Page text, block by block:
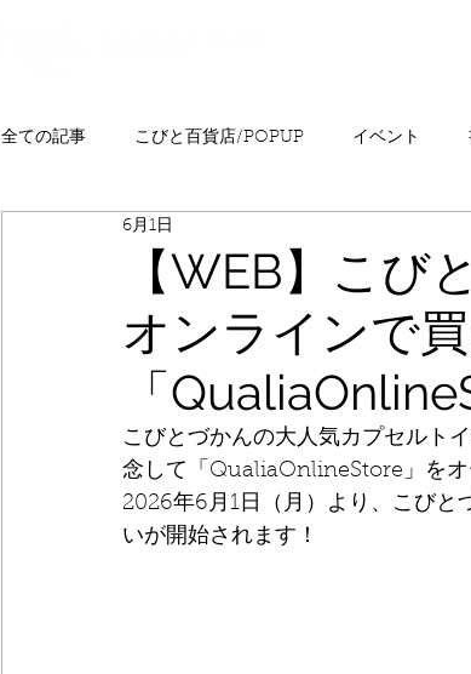
全ての記事 こびと百貨店/POPUP イベント
プレゼント
こびとはくぶつかん FAQ こびとづかんの町
【WEB】こび
オンラインで買
「
6月1日
こびとづかんの大人気カプセルト
念して「QualiaOnlineStore」をオ
2026年6月1日（月）より、こびと
いが開始されます！